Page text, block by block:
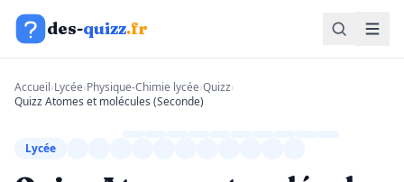
Aller au contenu
des-quizz.fr
Accueil›Lycée›Physique-Chimie lycée›Quizz›
Quizz Atomes et molécules (Seconde)
Lycée